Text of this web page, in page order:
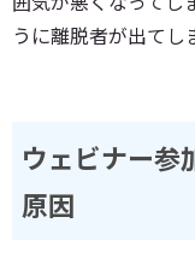
うに離脱者が出てし
ウェビナー参
原因